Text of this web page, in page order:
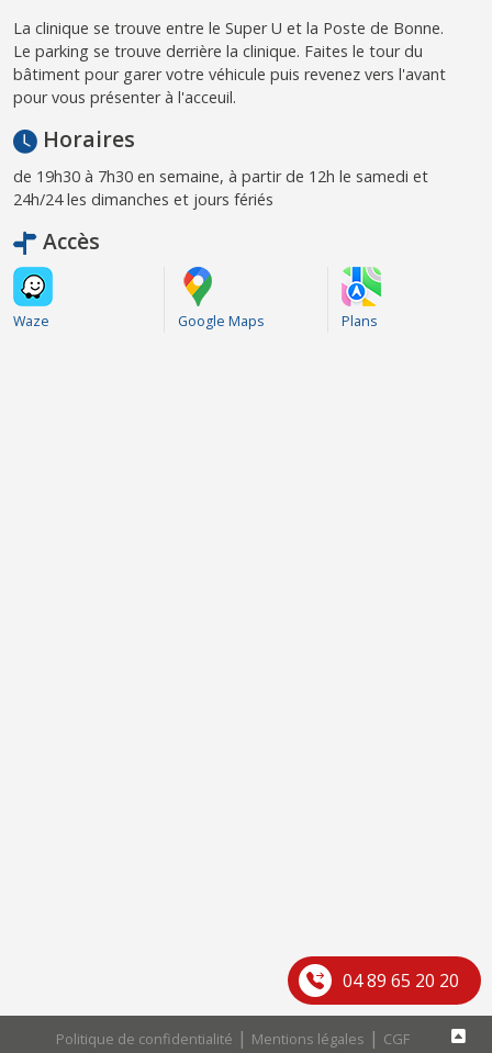
04 89 65 20 20
La clinique se trouve entre le Super U et la Poste de Bonne.
Le parking se trouve derrière la clinique. Faites le tour du
bâtiment pour garer votre véhicule puis revenez vers l'avant
pour vous présenter à l'acceuil.
Horaires
de 19h30 à 7h30 en semaine, à partir de 12h le samedi et
24h/24 les dimanches et jours fériés
Accès
Waze Google Maps Plans
Politique de confidentialité | Mentions légales | CGF